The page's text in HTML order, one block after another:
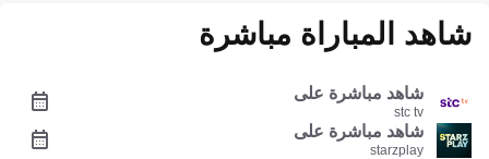
شاهد المباراة مباشرة
شاهد مباشرة على
stc tv
شاهد مباشرة على
starzplay